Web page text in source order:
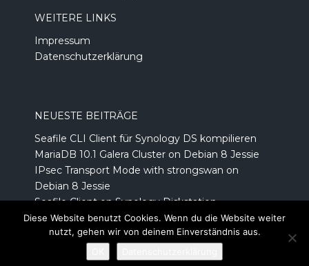
WEITERE LINKS
Impressum
Datenschutzerklärung
NEUESTE BEITRÄGE
Seafile CLI Client für Synology DS kompilieren
MariaDB 10.1 Galera Cluster on Debian 8 Jessie
IPsec Transport Mode with strongswan on
Debian 8 Jessie
Seafile Client on Synology Diskstation
Prepaid Kreditkarte von number26.de
Copyright © 2014 Flathost | All Rights Reserved
Diese Website benutzt Cookies. Wenn du die Website weiter
nutzt, gehen wir von deinem Einverständnis aus.